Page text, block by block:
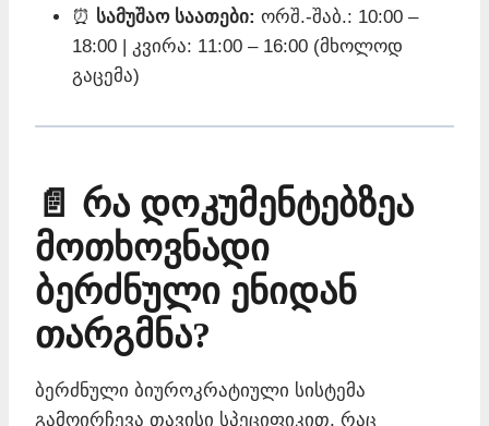
⏰ სამუშაო საათები: ორშ.-შაბ.: 10:00 –
18:00 | კვირა: 11:00 – 16:00 (მხოლოდ
გაცემა)
📄 რა დოკუმენტებზეა
მოთხოვნადი
ბერძნული ენიდან
თარგმნა?
ბერძნული ბიუროკრატიული სისტემა
გამოირჩევა თავისი სპეციფიკით, რაც